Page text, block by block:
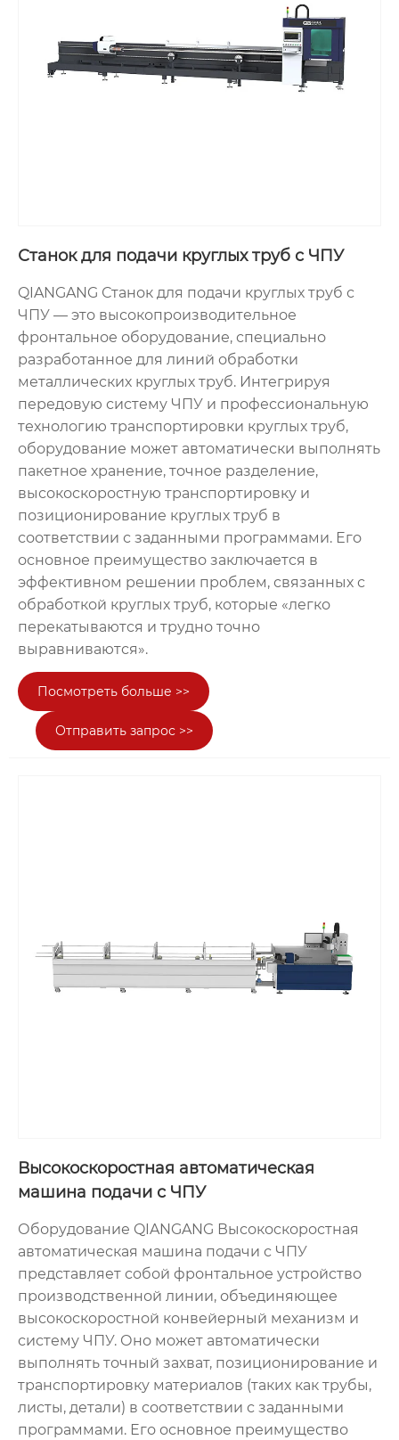
Станок для подачи круглых труб с ЧПУ
QIANGANG Станок для подачи круглых труб с
ЧПУ — это высокопроизводительное
фронтальное оборудование, специально
разработанное для линий обработки
металлических круглых труб. Интегрируя
передовую систему ЧПУ и профессиональную
технологию транспортировки круглых труб,
оборудование может автоматически выполнять
пакетное хранение, точное разделение,
высокоскоростную транспортировку и
позиционирование круглых труб в
соответствии с заданными программами. Его
основное преимущество заключается в
эффективном решении проблем, связанных с
обработкой круглых труб, которые «легко
перекатываются и трудно точно
выравниваются».
Посмотреть больше >>
Отправить запрос >>
Высокоскоростная автоматическая
машина подачи с ЧПУ
Оборудование QIANGANG Высокоскоростная
автоматическая машина подачи с ЧПУ
представляет собой фронтальное устройство
производственной линии, объединяющее
высокоскоростной конвейерный механизм и
систему ЧПУ. Оно может автоматически
выполнять точный захват, позиционирование и
транспортировку материалов (таких как трубы,
листы, детали) в соответствии с заданными
программами. Его основное преимущество